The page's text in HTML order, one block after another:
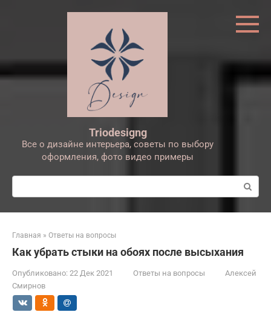
Triodesigng
Все о дизайне интерьера, советы по выбору
оформления, фото видео примеры
Поиск:
Главная » Ответы на вопросы
Как убрать стыки на обоях после высыхания
Опубликовано: 22 Дек 2021 Ответы на вопросы
Алексей
Смирнов